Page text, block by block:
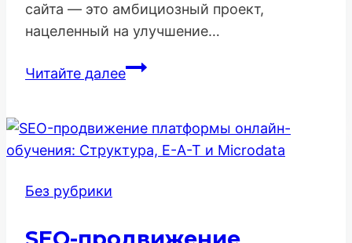
сайта — это амбициозный проект,
нацеленный на улучшение…
Читайте далееОбновление
без
потери
Без рубрики